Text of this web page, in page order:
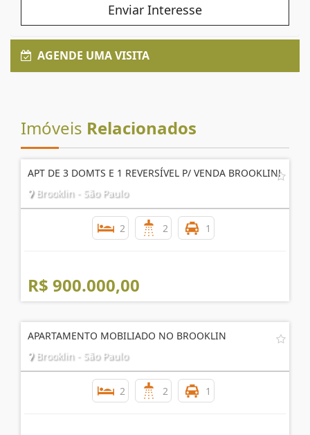
Enviar Interesse
AGENDE UMA VISITA
Imóveis Relacionados
APT DE 3 DOMTS E 1 REVERSÍVEL P/ VENDA BROOKLIN!
Brooklin - São Paulo
2 2 1
R$ 900.000,00
APARTAMENTO MOBILIADO NO BROOKLIN
Brooklin - São Paulo
2 2 1